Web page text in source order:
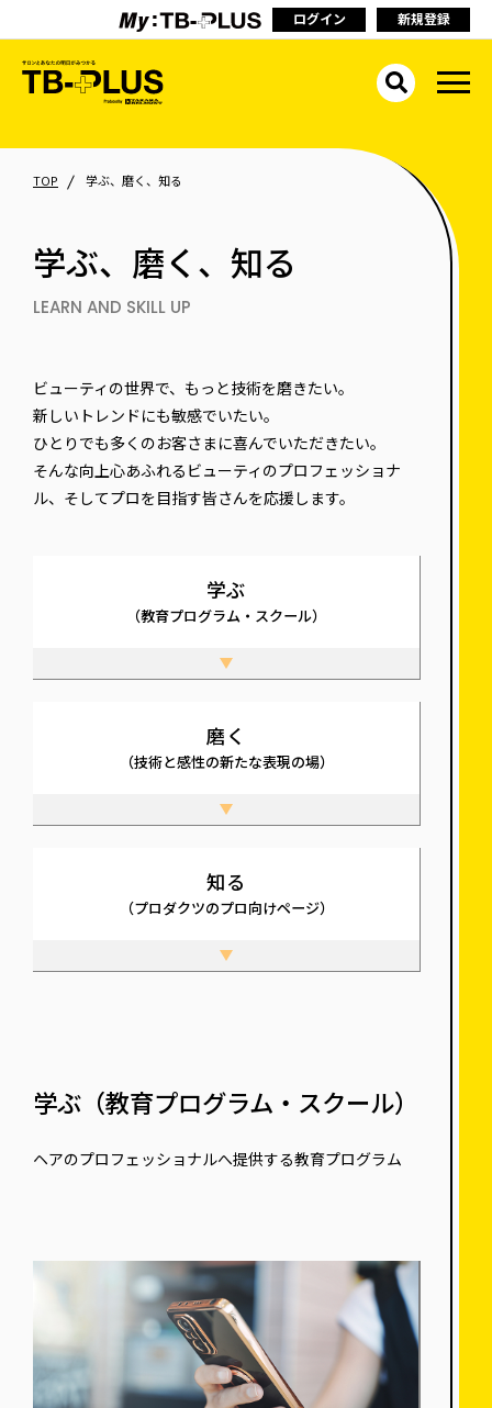
ログイン 新規登録
TOP 学ぶ、磨く、知る
学ぶ、磨く、知る
LEARN AND SKILL UP
ビューティの世界で、もっと技術を磨きたい。
新しいトレンドにも敏感でいたい。
ひとりでも多くのお客さまに喜んでいただきたい。
そんな向上心あふれるビューティのプロフェッショナ
ル、そしてプロを目指す皆さんを応援します。
学ぶ
（教育プログラム・スクール）
磨く
（技術と感性の新たな表現の場）
知る
（プロダクツのプロ向けページ）
学ぶ（教育プログラム・スクール）
ヘアのプロフェッショナルへ提供する教育プログラム